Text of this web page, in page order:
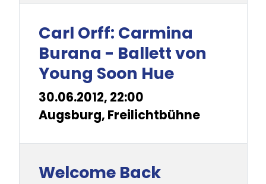
Carl Orff: Carmina
Burana - Ballett von
Young Soon Hue
30.06.2012, 22:00
Augsburg, Freilichtbühne
Welcome Back